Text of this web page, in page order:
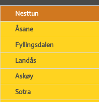
Nesttun
Åsane
Fyllingsdalen
Landås
Askøy
Sotra